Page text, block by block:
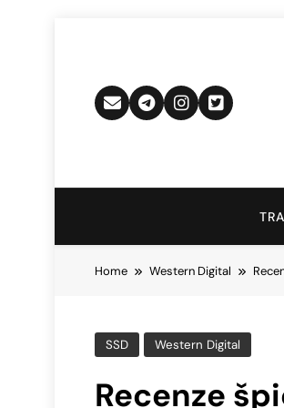
Home Western Digital
SSD Western Digital
Recenze